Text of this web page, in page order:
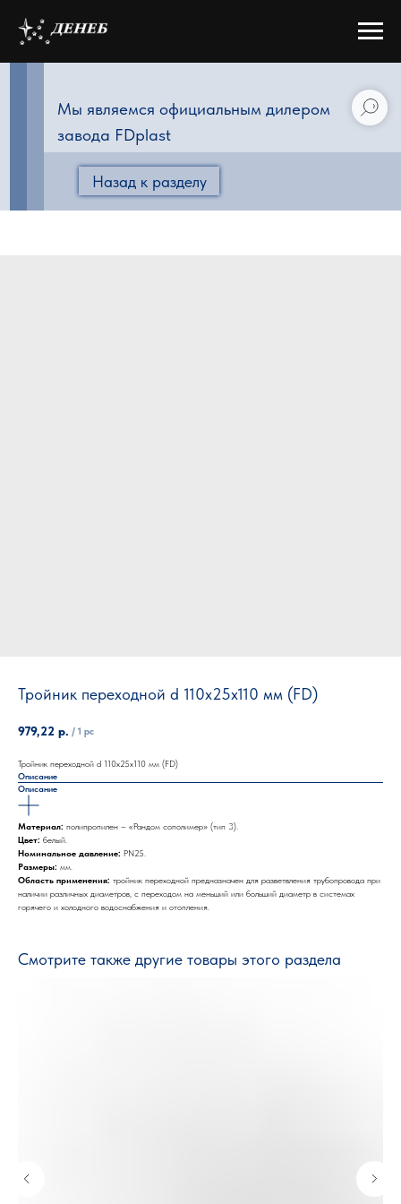
Мы являемся официальным дилером
завода FDplast
Назад к разделу
Тройник переходной d 110х25х110 мм (FD)
979,22 р. / 1 pc
Тройник переходной d 110х25х110 мм (FD)
Описание
Описание
Материал: полипропилен – «Рандом сополимер» (тип 3).
Цвет: белый.
Номинальное давление: PN25.
Размеры: мм.
Область применения: тройник переходной предназначен для разветвления трубопровода при
наличии различных диаметров, с переходом на меньший или больший диаметр в системах
горячего и холодного водоснабжения и отопления.
Смотрите также другие товары этого раздела